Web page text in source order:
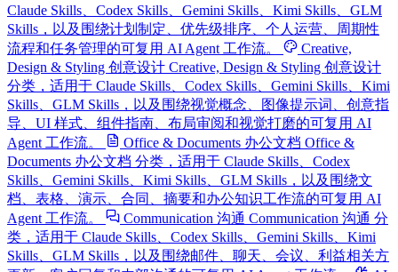
Claude Skills、Codex Skills、Gemini Skills、Kimi Skills、GLM
Skills，以及围绕计划制定、优先级排序、个人运营、周期性
流程和任务管理的可复用 AI Agent 工作流。
Creative,
Design & Styling 创意设计 Creative, Design & Styling 创意设计
分类，适用于 Claude Skills、Codex Skills、Gemini Skills、Kimi
Skills、GLM Skills，以及围绕视觉概念、图像提示词、创意指
导、UI 样式、组件指南、布局审阅和视觉打磨的可复用 AI
Agent 工作流。
Office & Documents 办公文档 Office &
Documents 办公文档 分类，适用于 Claude Skills、Codex
Skills、Gemini Skills、Kimi Skills、GLM Skills，以及围绕文
档、表格、演示、合同、摘要和办公知识工作流的可复用 AI
Agent 工作流。
Communication 沟通 Communication 沟通 分
类，适用于 Claude Skills、Codex Skills、Gemini Skills、Kimi
Skills、GLM Skills，以及围绕邮件、聊天、会议、利益相关方